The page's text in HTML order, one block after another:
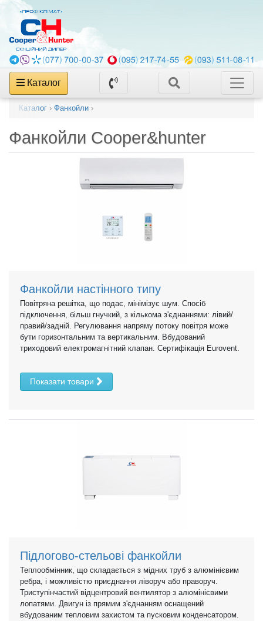
Каталог
Каталог › Фанкойли ›
Фанкойли Cooper&hunter
Фанкойли настінного типу
Повітряна решітка, що подає, мінімізує шум. Спосіб
підключення, більш гнучкий, з кількома з'єднаннями: лівий/
правий/задній. Регулювання напряму потоку повітря може
бути горизонтальним та вертикальним. Вбудований
триходовий електромагнітний клапан. Сертифікація Eurovent.
Показати товари
Підлогово-стельові фанкойли
Теплообмінник, що складається з мідних труб з алюмінієвим
ребра, і можливістю приєднання ліворуч або праворуч.
Триступінчастий відцентровий вентилятор з алюмінієвими
лопатями. Двигун із прямим з'єднанням оснащений
вбудованим тепловим захистом та пусковим конденсатором.